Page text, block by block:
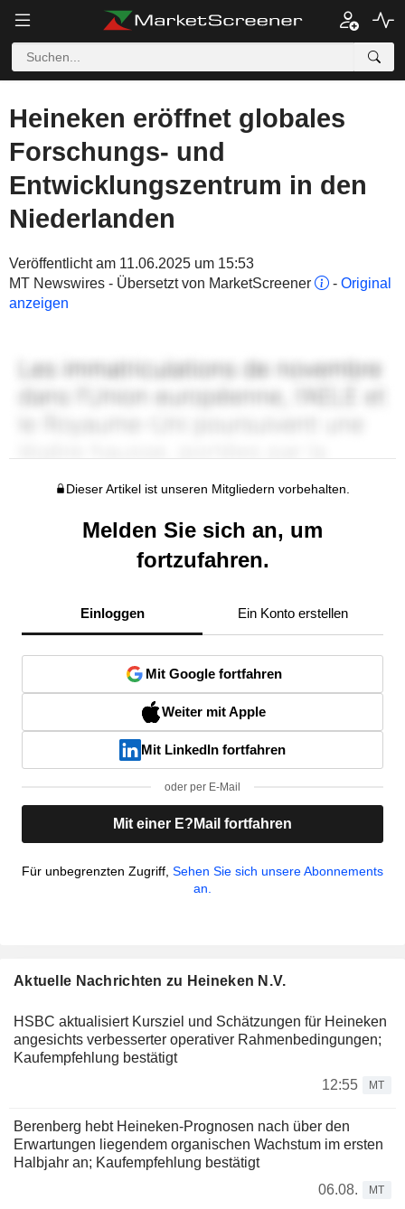
Heineken eröffnet globales
Forschungs- und
Entwicklungszentrum in den
Niederlanden
Veröffentlicht am 11.06.2025 um 15:53
MT Newswires - Übersetzt von MarketScreener
- Original
anzeigen
Dieser Artikel ist unseren Mitgliedern vorbehalten.
Melden Sie sich an, um
fortzufahren.
Einloggen Ein Konto erstellen
Mit Google fortfahren
Weiter mit Apple
Mit LinkedIn fortfahren
oder per E-Mail
Mit einer E?Mail fortfahren
Für unbegrenzten Zugriff, Sehen Sie sich unsere Abonnements
an.
Aktuelle Nachrichten zu Heineken N.V.
HSBC aktualisiert Kursziel und Schätzungen für Heineken
angesichts verbesserter operativer Rahmenbedingungen;
Kaufempfehlung bestätigt
12:55
MT
Berenberg hebt Heineken-Prognosen nach über den
Erwartungen liegendem organischen Wachstum im ersten
Halbjahr an; Kaufempfehlung bestätigt
06.08.
MT